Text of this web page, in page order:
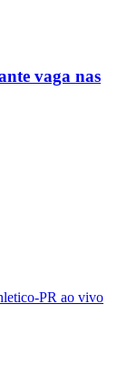
vaga nas
PR ao vivo